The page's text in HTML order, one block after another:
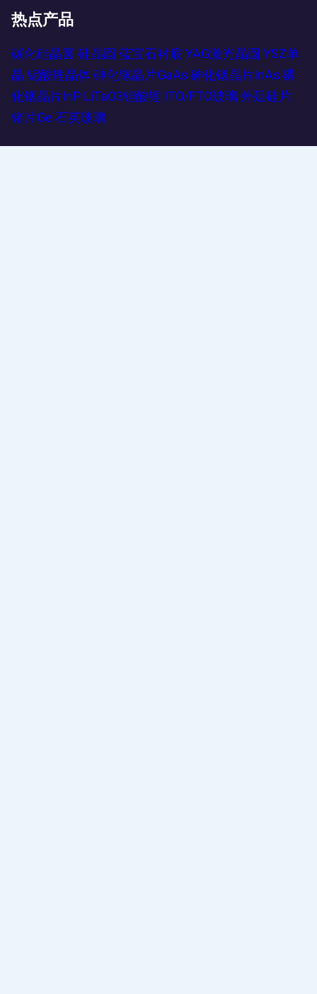
热点产品
碳化硅晶圆 硅晶圆 蓝宝石衬底 YAG激光晶圆 YSZ单
晶 铌酸锂晶体 砷化镓晶片GaAs 砷化铟晶片InAs 磷
化铟晶片InP LiTaO3钽酸锂 ITO/FTO玻璃 外延硅片
锗片Ge 石英玻璃